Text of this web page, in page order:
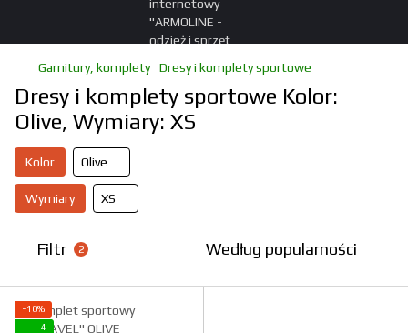
Garnitury, komplety Dresy i komplety sportowe
Dresy i komplety sportowe Kolor:
Olive, Wymiary: XS
Kolor Olive
Wymiary XS
Filtr 2 Według popularności
−10%
4